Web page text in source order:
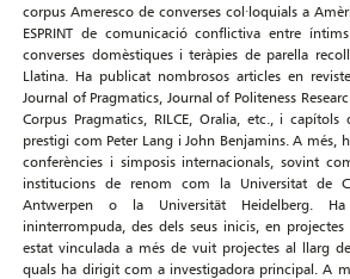
corpus Ameresco de converses col·loquials a
ESPRINT de comunicació conflictiva entre
converses domèstiques i teràpies de parella
Llatina. Ha publicat nombrosos articles en
Journal of Pragmatics, Journal of Politeness
Corpus Pragmatics, RILCE, Oralia, etc., i
prestigi com Peter Lang i John Benjamins. A més,
conferències i simposis internacionals, sovint
institucions de renom com la Universitat de
Antwerpen o la Universität Heidelberg.
ininterrompuda, des dels seus inicis, en
estat vinculada a més de vuit projectes al llarg
quals ha dirigit com a investigadora principal. A